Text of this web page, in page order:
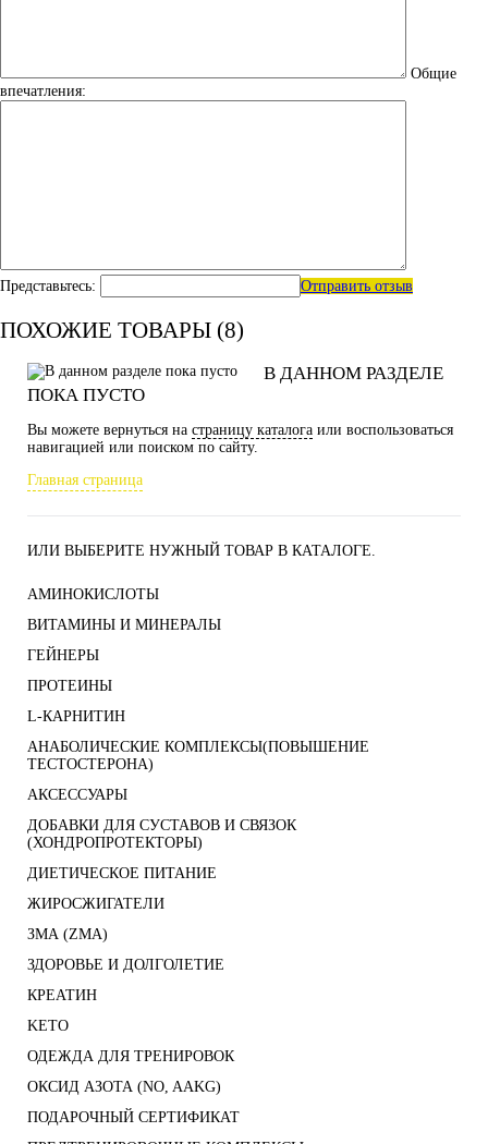
Общие
впечатления:
Представьтесь: Отправить отзыв
ПОХОЖИЕ ТОВАРЫ (8)
В ДАННОМ РАЗДЕЛЕ
ПОКА ПУСТО
Вы можете вернуться на страницу каталога или воспользоваться
навигацией или поиском по сайту.
Главная страница
ИЛИ ВЫБЕРИТЕ НУЖНЫЙ ТОВАР В КАТАЛОГЕ.
АМИНОКИСЛОТЫ
ВИТАМИНЫ И МИНЕРАЛЫ
ГЕЙНЕРЫ
ПРОТЕИНЫ
L-КАРНИТИН
АНАБОЛИЧЕСКИЕ КОМПЛЕКСЫ(ПОВЫШЕНИЕ
ТЕСТОСТЕРОНА)
АКСЕССУАРЫ
ДОБАВКИ ДЛЯ СУСТАВОВ И СВЯЗОК
(ХОНДРОПРОТЕКТОРЫ)
ДИЕТИЧЕСКОЕ ПИТАНИЕ
ЖИРОСЖИГАТЕЛИ
ЗМА (ZMA)
ЗДОРОВЬЕ И ДОЛГОЛЕТИЕ
КРЕАТИН
KETO
ОДЕЖДА ДЛЯ ТРЕНИРОВОК
ОКСИД АЗОТА (NO, AAKG)
ПОДАРОЧНЫЙ СЕРТИФИКАТ